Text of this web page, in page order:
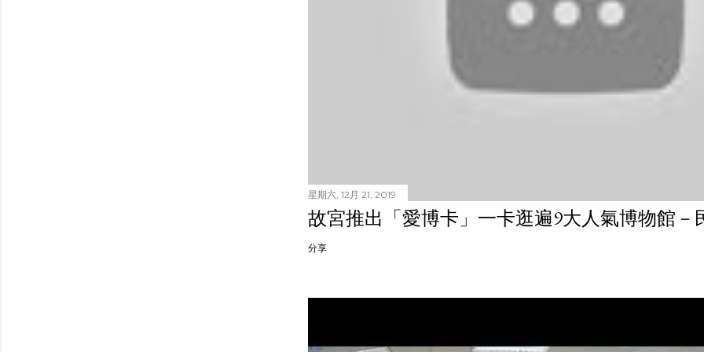
星期六, 12月 21, 2019
故宮推出「愛博卡」一卡逛遍9大人氣博物館－
分享